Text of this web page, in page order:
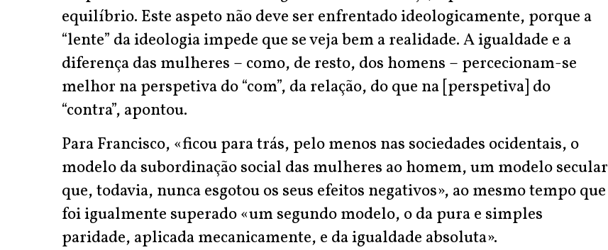
equilíbrio. Este aspeto não deve ser enfrentado ideologicamente, porque a
“lente” da ideologia impede que se veja bem a realidade. A igualdade e a
diferença das mulheres – como, de resto, dos homens – percecionam-se
melhor na perspetiva do “com”, da relação, do que na [perspetiva] do
“contra”, apontou.
Para Francisco, «ficou para trás, pelo menos nas sociedades ocidentais, o
modelo da subordinação social das mulheres ao homem, um modelo secular
que, todavia, nunca esgotou os seus efeitos negativos», ao mesmo tempo que
foi igualmente superado «um segundo modelo, o da pura e simples
paridade, aplicada mecanicamente, e da igualdade absoluta».